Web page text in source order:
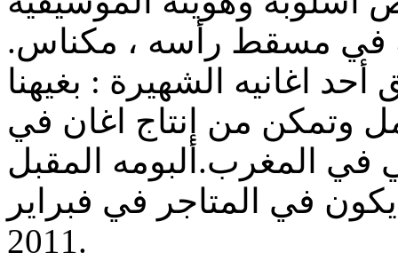
في مسقط رأسه ، مكناس.
اغانيه الشهيرة : بغيهنا
وتمكن من إنتاج اغان في
المغرب.ألبومه المقبل
في المتاجر في فبراير
2011.